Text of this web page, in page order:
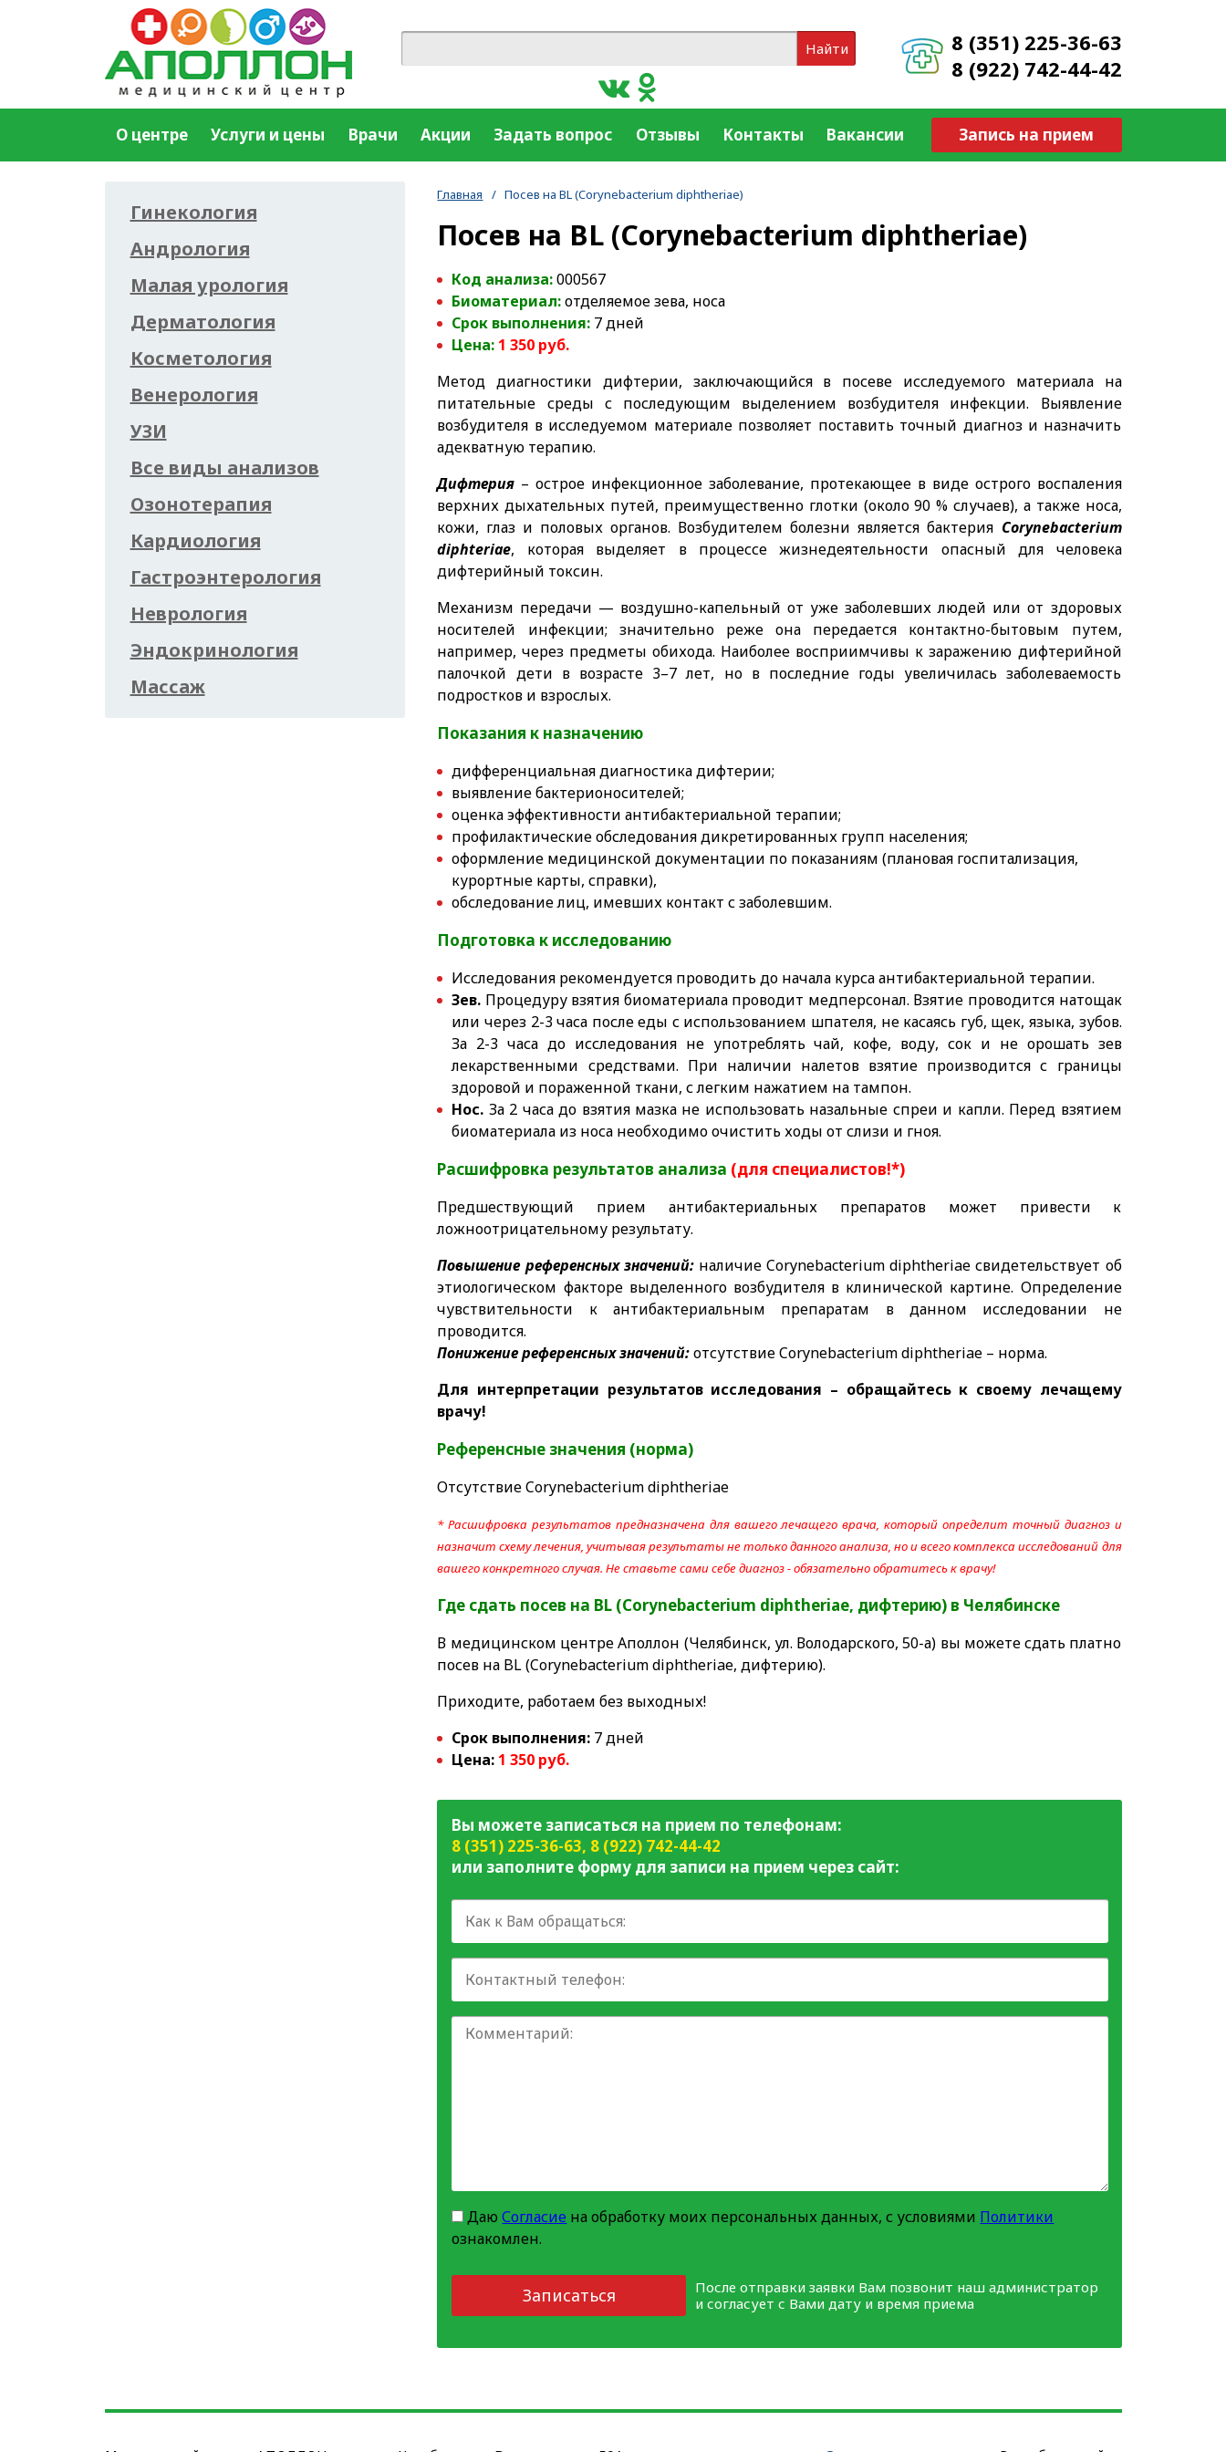
8 (351) 225-36-63
8 (922) 742-44-42
Найти
Запись на прием
О центре Услуги и цены Врачи Акции Задать вопрос Отзывы Контакты Вакансии
Главная / Посев на BL (Corynebacterium diphtheriae)
Посев на BL (Corynebacterium diphtheriae)
Код анализа:000567
Биоматериал:отделяемое зева, носа
Срок выполнения: 7 дней
Цена: 1 350 руб.
Метод диагностики дифтерии, заключающийся в посеве исследуемого материала на
питательные среды с последующим выделением возбудителя инфекции. Выявление
возбудителя в исследуемом материале позволяет поставить точный диагноз и назначить
адекватную терапию.
Дифтерия – острое инфекционное заболевание, протекающее в виде острого воспаления
верхних дыхательных путей, преимущественно глотки (около 90 % случаев), а также носа,
кожи, глаз и половых органов. Возбудителем болезни является бактерия Corynebacterium
diphteriae, которая выделяет в процессе жизнедеятельности опасный для человека
дифтерийный токсин.
Механизм передачи — воздушно-капельный от уже заболевших людей или от здоровых
носителей инфекции; значительно реже она передается контактно-бытовым путем,
например, через предметы обихода. Наиболее восприимчивы к заражению дифтерийной
палочкой дети в возрасте 3–7 лет, но в последние годы увеличилась заболеваемость
подростков и взрослых.
Показания к назначению
дифференциальная диагностика дифтерии;
выявление бактерионосителей;
оценка эффективности антибактериальной терапии;
профилактические обследования дикретированных групп населения;
оформление медицинской документации по показаниям (плановая госпитализация,
курортные карты, справки),
обследование лиц, имевших контакт с заболевшим.
Подготовка к исследованию
Исследования рекомендуется проводить до начала курса антибактериальной терапии.
Зев. Процедуру взятия биоматериала проводит медперсонал. Взятие проводится натощак
или через 2-3 часа после еды с использованием шпателя, не касаясь губ, щек, языка, зубов.
За 2-3 часа до исследования не употреблять чай, кофе, воду, сок и не орошать зев
лекарственными средствами. При наличии налетов взятие производится с границы
здоровой и пораженной ткани, с легким нажатием на тампон.
Нос. За 2 часа до взятия мазка не использовать назальные спреи и капли. Перед взятием
биоматериала из носа необходимо очистить ходы от слизи и гноя.
Расшифровка результатов анализа (для специалистов!*)
Предшествующий прием антибактериальных препаратов может привести к
ложноотрицательному результату.
Повышение референсных значений:наличие Corynebacterium diphtheriae свидетельствует об
этиологическом факторе выделенного возбудителя в клинической картине. Определение
чувствительности к антибактериальным препаратам в данном исследовании не
проводится.
Понижение референсных значений:отсутствие Corynebacterium diphtheriae – норма.
Для интерпретации результатов исследования – обращайтесь к своему лечащему
врачу!
Референсные значения (норма)
Отсутствие Corynebacterium diphtheriae
* Расшифровка результатов предназначена для вашего лечащего врача, который определит точный диагноз и
назначит схему лечения, учитывая результаты не только данного анализа, но и всего комплекса исследований для
вашего конкретного случая. Не ставьте сами себе диагноз - обязательно обратитесь к врачу!
Где сдать посев на BL (Corynebacterium diphtheriae, дифтерию) в Челябинске
В медицинском центре Аполлон (Челябинск, ул. Володарского, 50-а) вы можете сдать платно
посев на BL (Corynebacterium diphtheriae, дифтерию).
Приходите, работаем без выходных!
Срок выполнения: 7 дней
Цена: 1 350 руб.
Вы можете записаться на прием по телефонам:
8 (351) 225-36-63, 8 (922) 742-44-42
или заполните форму для записи на прием через сайт:
ДаюСогласие на обработку моих персональных данных, с условиями Политики
ознакомлен.
Записаться
После отправки заявки Вам позвонит наш администратор
и согласует с Вами дату и время приема
Гинекология
Андрология
Малая урология
Дерматология
Косметология
Венерология
УЗИ
Все виды анализов
Озонотерапия
Кардиология
Гастроэнтерология
Неврология
Эндокринология
Массаж